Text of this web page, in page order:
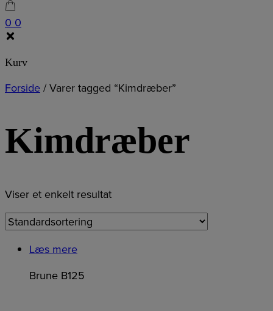
0 0
Kurv
Forside / Varer tagged “Kimdræber”
Kimdræber
Viser et enkelt resultat
Læs mere
Brune B125